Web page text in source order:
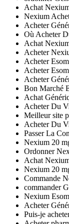
Achat
Nexium
Acheter
Où Acheter
Achat
Acheter
Acheter
Acheter
Acheter
Bon Marché
Achat
Acheter Du
Meilleur site
Acheter Du
Passer La
Nexium 20
Ordonner
Achat
Nexium 20
Commande
commander
Nexium
Acheter
Puis-je